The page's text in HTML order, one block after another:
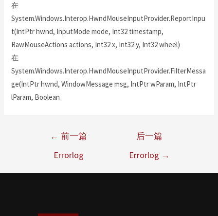
在
System.Windows.Interop.HwndMouseInputProvider.ReportInpu
t(IntPtr hwnd, InputMode mode, Int32 timestamp,
RawMouseActions actions, Int32 x, Int32 y, Int32 wheel)
在
System.Windows.Interop.HwndMouseInputProvider.FilterMessa
ge(IntPtr hwnd, WindowMessage msg, IntPtr wParam, IntPtr
lParam, Boolean
← 前一篇
Errorlog
后一篇
Errorlog →